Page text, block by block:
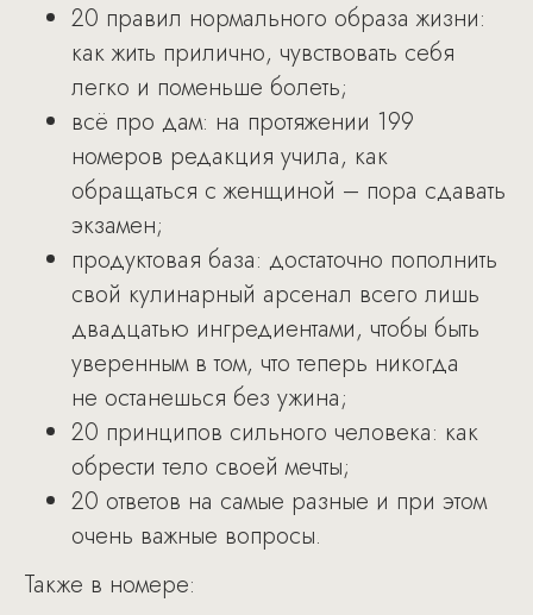
20 правил нормального образа жизни:
как жить прилично, чувствовать себя
легко и поменьше болеть;
всё про дам: на протяжении 199
номеров редакция учила, как
обращаться с женщиной – пора сдавать
экзамен;
продуктовая база: достаточно пополнить
свой кулинарный арсенал всего лишь
двадцатью ингредиентами, чтобы быть
уверенным в том, что теперь никогда
не останешься без ужина;
20 принципов сильного человека: как
обрести тело своей мечты;
20 ответов на самые разные и при этом
очень важные вопросы.
Также в номере: